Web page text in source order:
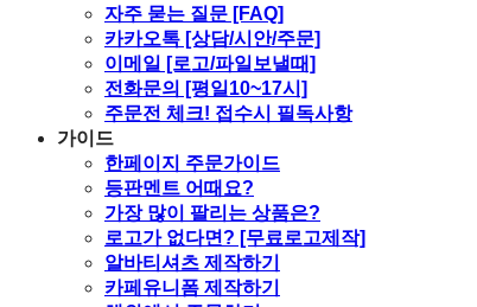
자주 묻는 질문 [FAQ]
카카오톡 [상담/시안/주문]
이메일 [로고/파일보낼때]
전화문의 [평일10~17시]
주문전 체크! 접수시 필독사항
가이드
한페이지 주문가이드
등판멘트 어때요?
가장 많이 팔리는 상품은?
로고가 없다면? [무료로고제작]
알바티셔츠 제작하기
카페유니폼 제작하기